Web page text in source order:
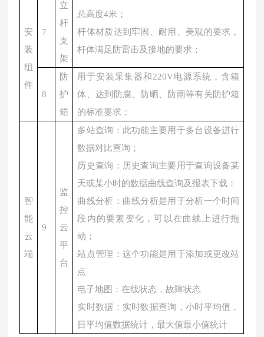
安
装
组
件
7
立
杆
支
架
总高度4米；
杆体材质达到牢固、耐用、美观的要求，
杆体满足防雷击及接地的要求；
8
防
护
箱
用于安装采集器和220V电源系统，含箱
体、达到防腐、防晒、防雨等有关防护箱
的标准要求；
智
能
云
端
9
监
控
云
平
台
多站查询：此功能主要用于多台设备进行
数据对比查询；
历史查询：历史查询主要用于查询设备某
天或某小时的数据曲线查询及报表下载；
曲线分析：曲线分析是用于分析一个时间
段内的要素变化，可以在曲线上进行拖
动；
站点管理：这个功能是用于添加或更改站
点
电子地图：在线状态，故障状态
实时数据：实时数据查询，小时平均值，
日平均值数据统计，最大值最小值统计